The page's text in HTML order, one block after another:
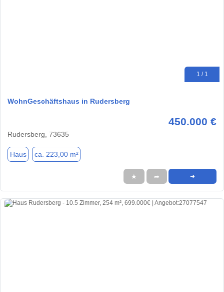
1 / 1
WohnGeschäftshaus in Rudersberg
450.000 €
Rudersberg, 73635
Haus ca. 223,00 m²
★ ➦ ➜